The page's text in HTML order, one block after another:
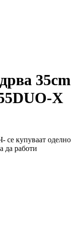
35cm
X
купуваат оделно
да работи